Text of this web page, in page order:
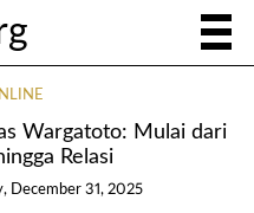
Wargatoto: Mulai dari
Relasi
December 31, 2025